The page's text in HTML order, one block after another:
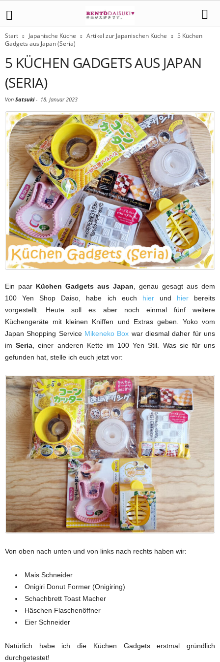
Start Japanische Küche Artikel zur Japanischen Küche
5 Küchen
Gadgets aus Japan (Seria)
5 KÜCHEN GADGETS AUS JAPAN
(SERIA)
Von Satsuki- 18. Januar 2023
Ein paar Küchen Gadgets aus Japan , genau gesagt aus dem
100 Yen Shop Daiso, habe ich euch hierund hierbereits
vorgestellt. Heute soll es aber noch einmal fünf weitere
Küchengeräte mit kleinen Kniffen und Extras geben. Yoko vom
Japan Shopping Service Mikeneko Box war diesmal daher für uns
imSeria , einer anderen Kette im 100 Yen Stil. Was sie für uns
gefunden hat, stelle ich euch jetzt vor:
Von oben nach unten und von links nach rechts haben wir:
Mais Schneider
Onigiri Donut Former (Onigiring)
Schachbrett Toast Macher
Häschen Flaschenöffner
Eier Schneider
Natürlich habe ich die Küchen Gadgets erstmal gründlich
durchgetestet!